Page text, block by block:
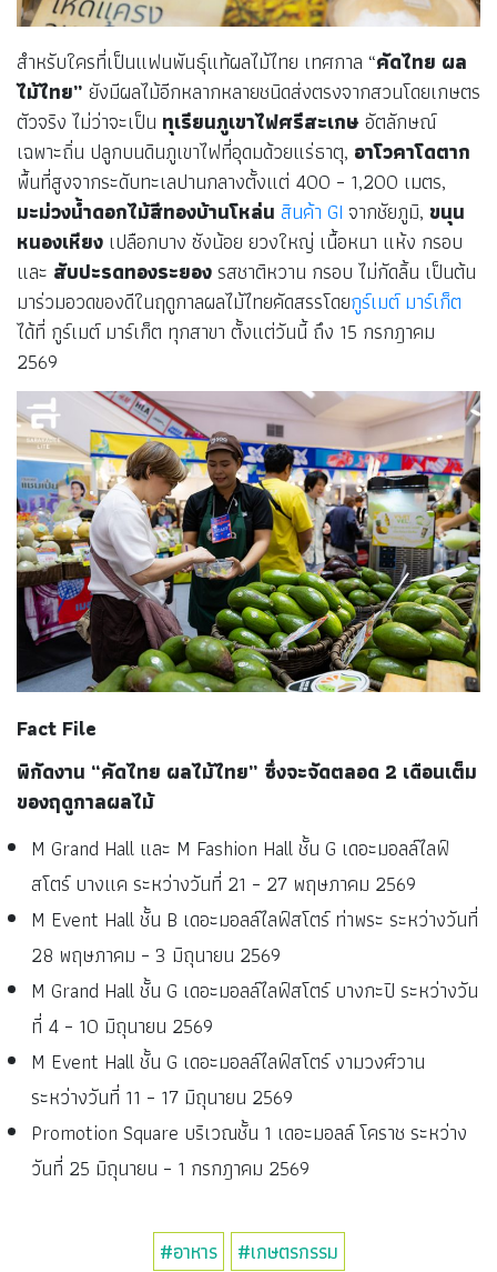
สำหรับใครที่เป็นแฟนพันธุ์แท้ผลไม้ไทย เทศกาล “คัดไทย ผล
ไม้ไทย” ยังมีผลไม้อีกหลากหลายชนิดส่งตรงจากสวนโดยเกษตร
ตัวจริง ไม่ว่าจะเป็น ทุเรียนภูเขาไฟศรีสะเกษอัตลักษณ์
เฉพาะถิ่น ปลูกบนดินภูเขาไฟที่อุดมด้วยแร่ธาตุ, อาโวคาโดตาก
พื้นที่สูงจากระดับทะเลปานกลางตั้งแต่ 400 – 1,200 เมตร,
มะม่วงน้ำดอกไม้สีทองบ้านโหล่น สินค้า GI จากชัยภูมิ, ขนุน
หนองเหียง เปลือกบาง ซังน้อย ยวงใหญ่ เนื้อหนา แห้ง กรอบ
และ สับปะรดทองระยอง รสชาติหวาน กรอบ ไม่กัดลิ้น เป็นต้น
มาร่วมอวดของดีในฤดูกาลผลไม้ไทยคัดสรรโดยกูร์เมต์ มาร์เก็ต
ได้ที่ กูร์เมต์ มาร์เก็ต ทุกสาขา ตั้งแต่วันนี้ ถึง 15 กรกฎาคม
2569
Fact File
พิกัดงาน “คัดไทย ผลไม้ไทย” ซึ่งจะจัดตลอด 2 เดือนเต็ม
ของฤดูกาลผลไม้
M Grand Hall และ M Fashion Hall ชั้น G เดอะมอลล์ไลฟ์
สโตร์ บางแค ระหว่างวันที่ 21 – 27 พฤษภาคม 2569
M Event Hall ชั้น B เดอะมอลล์ไลฟ์สโตร์ ท่าพระ ระหว่างวันที่
28 พฤษภาคม – 3 มิถุนายน 2569
M Grand Hall ชั้น G เดอะมอลล์ไลฟ์สโตร์ บางกะปิ ระหว่างวัน
ที่ 4 – 10 มิถุนายน 2569
M Event Hall ชั้น G เดอะมอลล์ไลฟ์สโตร์ งามวงศ์วาน
ระหว่างวันที่ 11 – 17 มิถุนายน 2569
Promotion Square บริเวณชั้น 1 เดอะมอลล์ โคราช ระหว่าง
วันที่ 25 มิถุนายน – 1 กรกฎาคม 2569
#อาหาร #เกษตรกรรม